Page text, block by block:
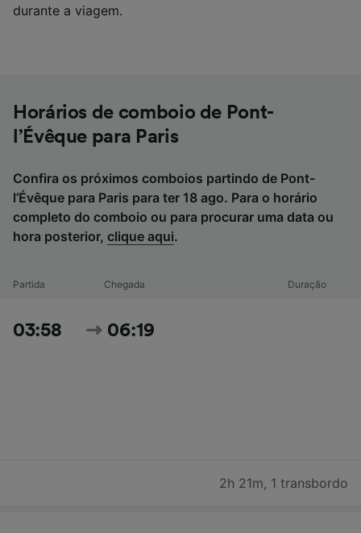
durante a viagem.
Horários de comboio de Pont-
l’Évêque para Paris
Confira os próximos comboios partindo de Pont-
l’Évêque para Paris para ter 18 ago. Para o horário
completo do comboio ou para procurar uma data ou
hora posterior, clique aqui.
Partida Chegada Duração
03:58 06:19
2h 21m, 1 transbordo